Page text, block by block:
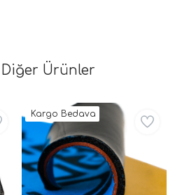
Ürünler
Kargo Bedava